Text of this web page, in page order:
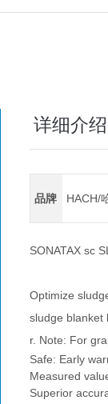
详细介绍
品牌 HACH/
SONATAX sc
Optimize
sludge blanket
r. Note: For
Safe: Early
Measured
Superior